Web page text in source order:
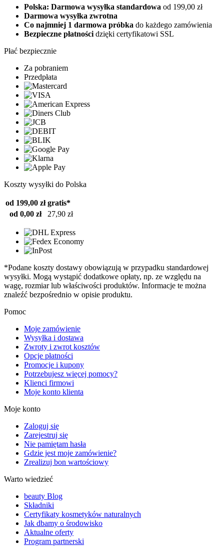
Polska: Darmowa wysyłka standardowa od 199,00 zł
Darmowa wysyłka zwrotna
Co najmniej 1 darmowa próbka do każdego zamówienia
Bezpieczne płatności dzięki certyfikatowi SSL
Płać bezpiecznie
Za pobraniem
Przedpłata
Koszty wysyłki do Polska
od 199,00 zł gratis*
od 0,00 zł
27,90 zł
*Podane koszty dostawy obowiązują w przypadku standardowej
wysyłki. Mogą wystąpić dodatkowe opłaty, np. ze względu na
wagę, rozmiar lub właściwości produktów. Informacje te można
znaleźć bezpośrednio w opisie produktu.
Pomoc
Moje zamówienie
Wysyłka i dostawa
Zwroty i zwrot kosztów
Opcje płatności
Promocje i kupony
Potrzebujesz więcej pomocy?
Klienci firmowi
Moje konto klienta
Moje konto
Zaloguj się
Zarejestruj się
Nie pamiętam hasła
Gdzie jest moje zamówienie?
Zrealizuj bon wartościowy
Warto wiedzieć
beauty Blog
Składniki
Certyfikaty kosmetyków naturalnych
Jak dbamy o środowisko
Aktualne oferty
Program partnerski